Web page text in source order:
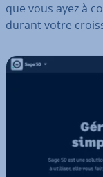
que vous ayez à
durant votre